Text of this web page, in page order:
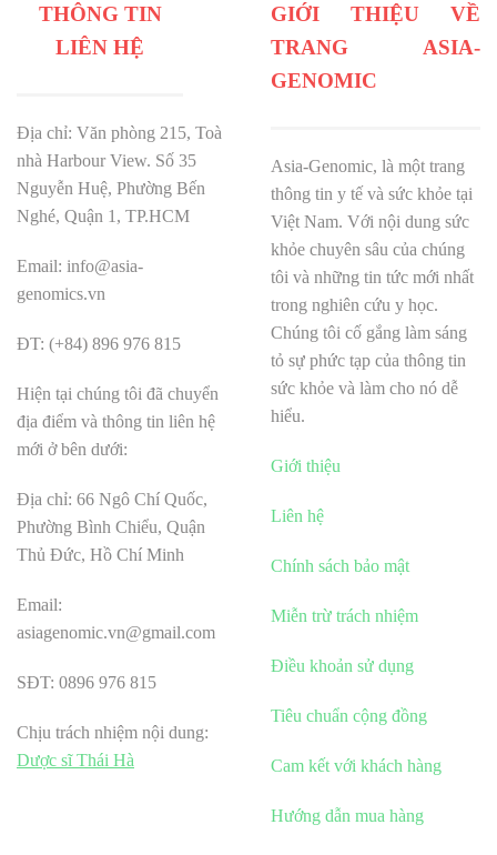
THÔNG TIN
LIÊN HỆ
Địa chỉ: Văn phòng 215, Toà
nhà Harbour View. Số 35
Nguyễn Huệ, Phường Bến
Nghé, Quận 1, TP.HCM
Email: info@asia-
genomics.vn
ĐT: (+84) 896 976 815
Hiện tại chúng tôi đã chuyển
địa điểm và thông tin liên hệ
mới ở bên dưới:
Địa chỉ: 66 Ngô Chí Quốc,
Phường Bình Chiểu, Quận
Thủ Đức, Hồ Chí Minh
Email:
asiagenomic.vn@gmail.com
SĐT: 0896 976 815
Chịu trách nhiệm nội dung:
Dược sĩ Thái Hà
GIỚI THIỆU VỀ
TRANG ASIA-
GENOMIC
Asia-Genomic, là một trang
thông tin y tế và sức khỏe tại
Việt Nam. Với nội dung sức
khỏe chuyên sâu của chúng
tôi và những tin tức mới nhất
trong nghiên cứu y học.
Chúng tôi cố gắng làm sáng
tỏ sự phức tạp của thông tin
sức khỏe và làm cho nó dễ
hiểu.
Giới thiệu
Liên hệ
Chính sách bảo mật
Miễn trừ trách nhiệm
Điều khoản sử dụng
Tiêu chuẩn cộng đồng
Cam kết với khách hàng
Hướng dẫn mua hàng